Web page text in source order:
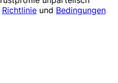
Richtlinie und Bedingungen